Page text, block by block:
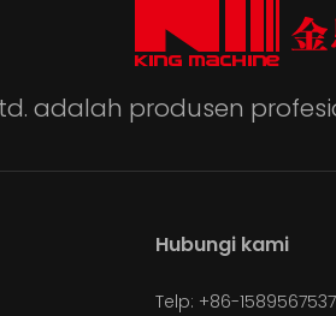
adalah produsen
Hubungi kami
Telp: +86-